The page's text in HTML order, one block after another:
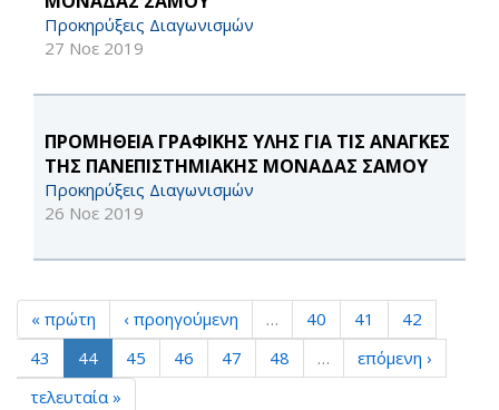
Προκηρύξεις Διαγωνισμών
27 Νοε 2019
ΠΡΟΜΗΘΕΙΑ ΓΡΑΦΙΚΗΣ ΥΛΗΣ ΓΙΑ ΤΙΣ ΑΝΑΓΚΕΣ
ΤΗΣ ΠΑΝΕΠΙΣΤΗΜΙΑΚΗΣ ΜΟΝΑΔΑΣ ΣΑΜΟΥ
Προκηρύξεις Διαγωνισμών
26 Νοε 2019
« πρώτη ‹ προηγούμενη … 40 41
42
43
44 45 46 47 48 …
επόμενη ›
τελευταία »